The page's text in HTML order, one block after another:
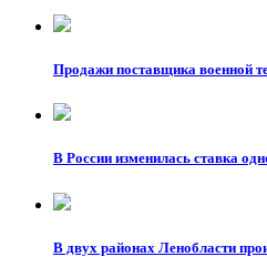
Продажи поставщика военной
В России изменилась ставка
В двух районах Ленобласти